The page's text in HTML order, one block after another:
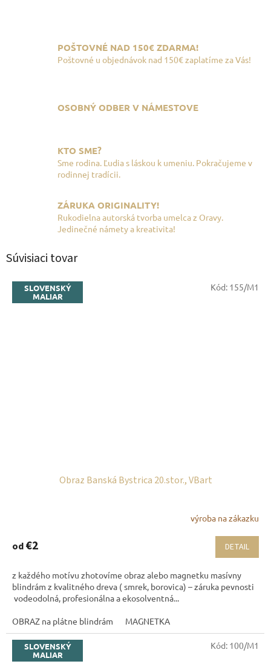
POŠTOVNÉ NAD 150€ ZDARMA!
Poštovné u objednávok nad 150€ zaplatíme za Vás!
OSOBNÝ ODBER V NÁMESTOVE
KTO SME?
Sme rodina. Ľudia s láskou k umeniu. Pokračujeme v
rodinnej tradícii.
ZÁRUKA ORIGINALITY!
Rukodielna autorská tvorba umelca z Oravy.
Jedinečné námety a kreativita!
Súvisiaci tovar
SLOVENSKÝ
MALIAR
Obraz Banská Bystrica 20.stor., VBart
výroba na zákazku
od€2 DETAIL
z každého motívu zhotovíme obraz alebo magnetku masívny
blindrám z kvalitného dreva ( smrek, borovica) – záruka pevnosti
vodeodolná, profesionálna a ekosolventná...
OBRAZ na plátne blindrám MAGNETKA
Kód: 155/M1
SLOVENSKÝ
MALIAR
Kód: 100/M1